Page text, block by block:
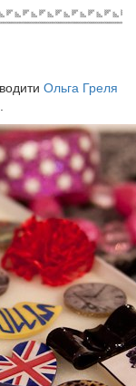
Ольга Греля